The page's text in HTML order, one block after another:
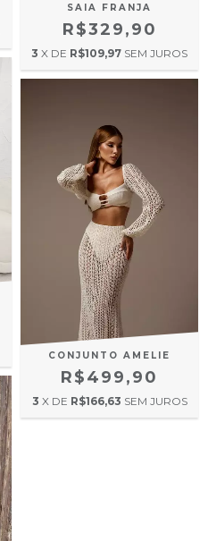
SAIA FRANJA
R$329,90
3 X DE R$109,97 SEM JUROS
CONJUNTO AMELIE
R$499,90
3 X DE R$166,63 SEM JUROS